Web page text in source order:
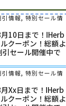
情報, 特別セール情
10日まで！iHerb
クーポン！総額よ
引セール開催中で
情報, 特別セール情
xx日まで！iHerb
クーポン！総額よ